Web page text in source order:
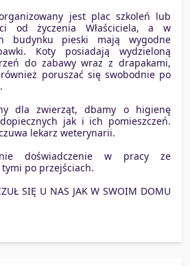
jest plac szkoleń lub
od życzenia Właściciela, a w
budynku pieski mają wygodne
Koty posiadają wydzieloną
do zabawy wraz z drapakami,
poruszać się swobodnie po
dla zwierząt, dbamy o higienę
jak i ich pomieszczeń.
lekarz weterynarii.
doświadczenie w pracy ze
po przejściach.
SIĘ U NAS JAK W SWOIM DOMU